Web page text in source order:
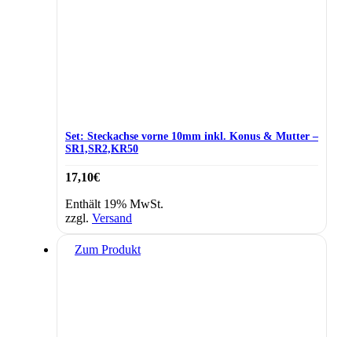
Set: Steckachse vorne 10mm inkl. Konus & Mutter –
SR1,SR2,KR50
17,10€
Enthält 19% MwSt.
zzgl. Versand
Zum Produkt